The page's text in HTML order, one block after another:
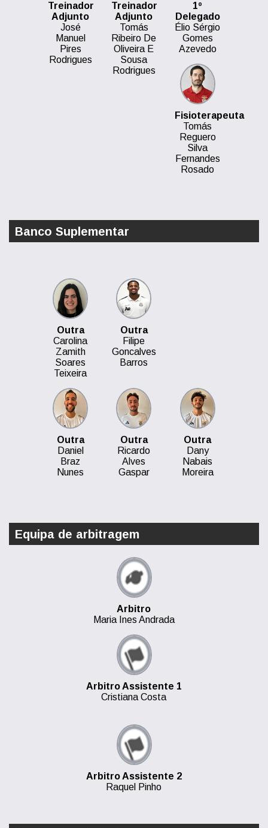
Treinador
Adjunto
José
Manuel
Pires
Rodrigues
Treinador
Adjunto
Tomás
Ribeiro De
Oliveira E
Sousa
Rodrigues
1º
Delegado
Élio Sérgio
Gomes
Azevedo
Fisioterapeuta
Tomás
Reguero
Silva
Fernandes
Rosado
Banco Suplementar
Outra
Carolina
Zamith
Soares
Teixeira
Outra
Filipe
Goncalves
Barros
Outra
Daniel
Braz
Nunes
Outra
Ricardo
Alves
Gaspar
Outra
Dany
Nabais
Moreira
Equipa de arbitragem
Arbitro
Maria Ines Andrada
Arbitro Assistente 1
Cristiana Costa
Arbitro Assistente 2
Raquel Pinho